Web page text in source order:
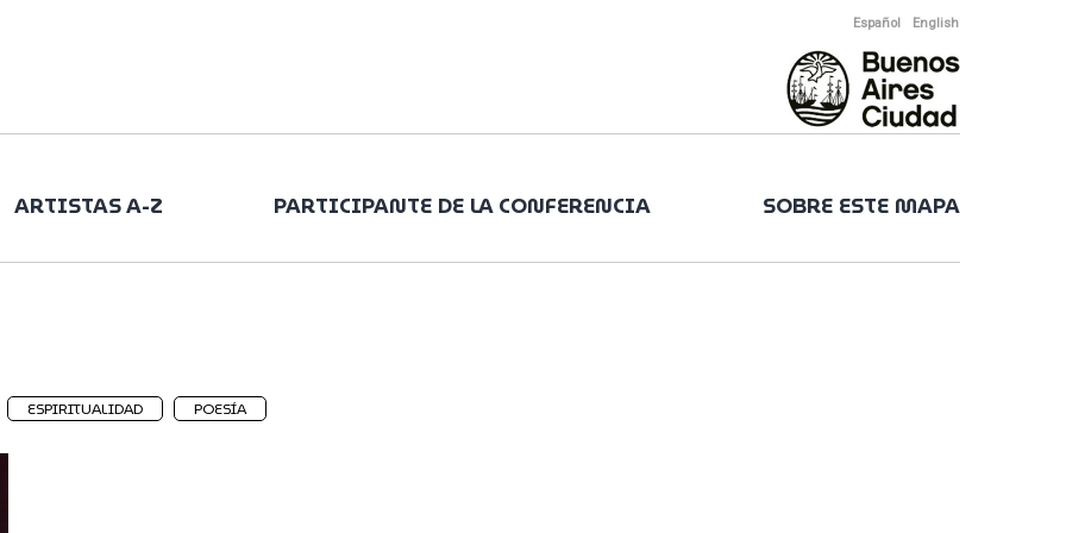
Español English
ARTISTAS A-Z PARTICIPANTE DE LA CONFERENCIA SOBRE ESTE MAPA
ESPIRITUALIDAD POESÍA